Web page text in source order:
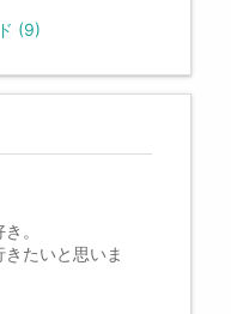
(9)
。
たいと思いま